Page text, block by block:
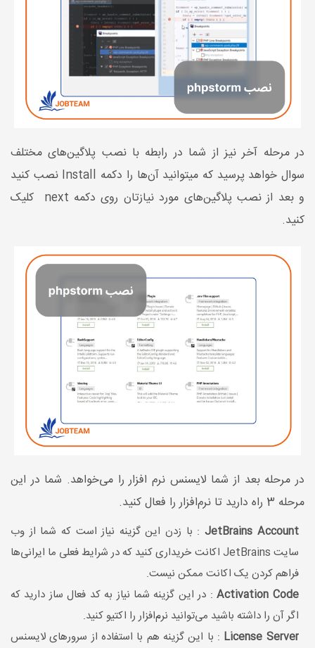
در مرحله آخر نیز از شما در رابطه با نصب پلاگین‌های مختلف
سوال خواهد پرسید که میتوانید آن‌ها را دکمه Install نصب کنید
و بعد از نصب پلاگین‌های مورد نیازتان روی دکمه next کلیک
کنید.
در مرحله بعد از شما لایسنس نرم افزار را می‌خواهد. شما در این
مرحله 3 راه دارید تا نرم‌افزار را فعال کنید.
JetBrains Account: با زدن این گزینه نیاز است که شما از وب
سایت JetBrains اکانت خریداری کنید که در شرایط فعلی ما ایرانی‌ها
فراهم کردن یک اکانت ممکن نیست.
Activation Code: در این گزینه شما نیاز به کد فعال ساز دارید که
اگر آن را داشته باشید می‌توانید نرم‌افزار را اکتیو کنید.
License Server : با این گزینه هم با استفاده از سرورهای لایسنس